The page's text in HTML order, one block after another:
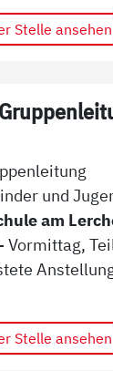
Stelle ansehen
und
am
Vormittag,
Stelle ansehen